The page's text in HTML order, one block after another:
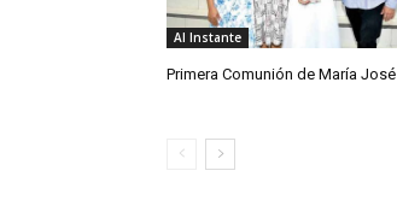
Al Instante
Primera Comunión de María José